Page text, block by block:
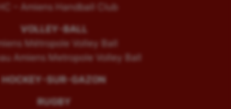
– Amiens Handball Club
VOLLEY-BALL
Métropole Volley Ball
Amiens Metropole Volley Ball
HOCKEY-SUR-GAZON
RUGBY